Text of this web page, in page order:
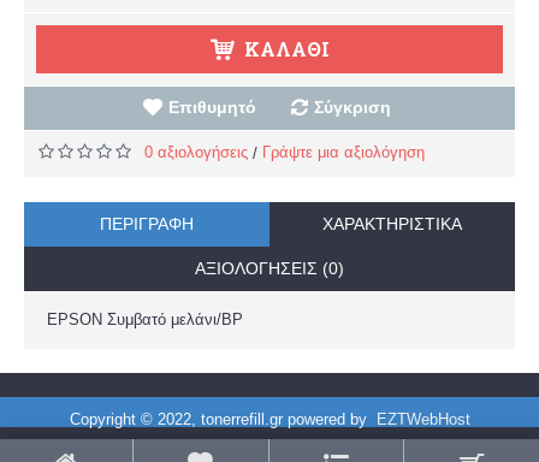
ΚΑΛΆΘΙ
Επιθυμητό Σύγκριση
0 αξιολογήσεις / Γράψτε μια αξιολόγηση
ΠΕΡΙΓΡΑΦΉ ΧΑΡΑΚΤΗΡΙΣΤΙΚΆ
ΑΞΙΟΛΟΓΉΣΕΙΣ (0)
EPSON Συμβατό μελάνι/BP
Copyright © 2022, tonerrefill.gr powered by EZTWebHost